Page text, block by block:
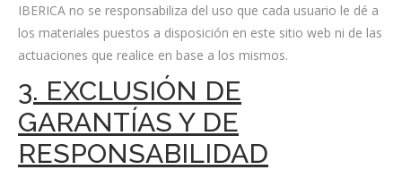
IBERICA no se responsabiliza del uso que cada usuario le dé a
los materiales puestos a disposición en este sitio web ni de las
actuaciones que realice en base a los mismos.
3. EXCLUSIÓN DE
GARANTÍAS Y DE
RESPONSABILIDAD